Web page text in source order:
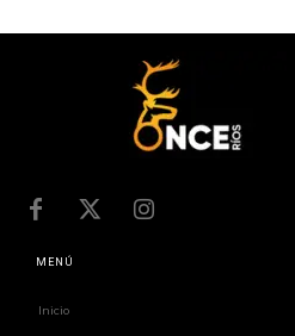
MENÚ
Inicio